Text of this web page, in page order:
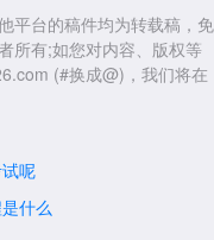
成，不需要前往任何现场
户籍)均通过同一线上渠道
客报名。学校各办公地点
平台的稿件均为转载稿，免
所有;如您对内容、版权等
(#换成@)，我们将在
呢
什么